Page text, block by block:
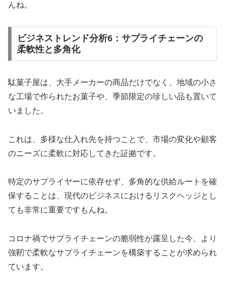
んね。
ビジネストレンド分析6：サプライチェーンの
柔軟性と多角化
駄菓子屋は、大手メーカーの商品だけでなく、地域の小さ
な工場で作られたお菓子や、季節限定の珍しい品も置いて
いました。
これは、多様な仕入れ先を持つことで、市場の変化や顧客
のニーズに柔軟に対応してきた証拠です。
特定のサプライヤーに依存せず、多角的な供給ルートを確
保することは、現代のビジネスにおけるリスクヘッジとし
ても非常に重要ですもんね。
コロナ禍でサプライチェーンの脆弱性が露呈した今、より
強靭で柔軟なサプライチェーンを構築することが求められ
ています。